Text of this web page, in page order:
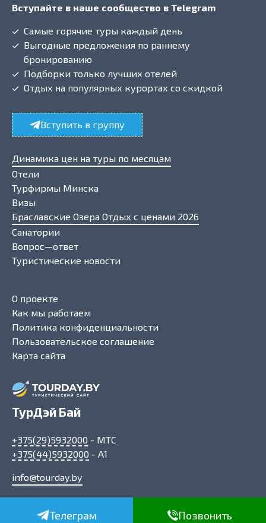
ТурДэй Бай
+375(29)5932000 - МТС
+375(44)5932000 - A1
info@tourday.by
Динамика цен на туры по месяцам
Отели
Турфирмы Минска
Визы
Браславские Озера Отдых с ценами 2026
Санатории
Вопрос—ответ
Туристические новости
О проекте
Как мы работаем
Политика конфиденциальности
Пользовательское соглашение
Карта сайта
Вступайте в наше сообщество в Telegram
Самые горячие туры каждый день
Выгодные предложения по раннему
бронированию
Подборки только лучших отелей
Отдых на популярных курортах со скидкой
Вступить в группу
Телеграм Позвонить